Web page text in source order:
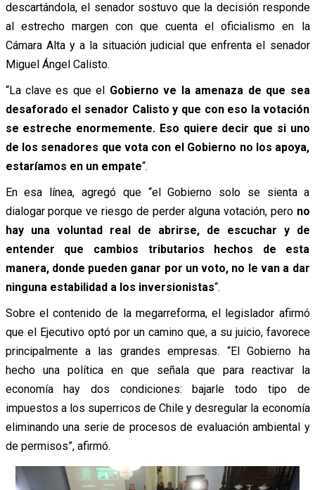
descartándola, el senador sostuvo que la decisión responde
al estrecho margen con que cuenta el oficialismo en la
Cámara Alta y a la situación judicial que enfrenta el senador
Miguel Ángel Calisto.
“La clave es que el
Gobierno ve la amenaza de que sea
desaforado el senador Calisto y que con eso la votación
se estreche enormemente. Eso quiere decir que si uno
de los senadores que vota con el Gobierno no los apoya,
estaríamos en un empate“.
En esa línea, agregó que “el Gobierno solo se sienta a
dialogar porque ve riesgo de perder alguna votación, pero no
hay una voluntad real de abrirse, de escuchar y de
entender que cambios tributarios hechos de esta
manera, donde pueden ganar por un voto, no le van a dar
ninguna estabilidad a los inversionistas“.
Sobre el contenido de la megarreforma, el legislador afirmó
que el Ejecutivo optó por un camino que, a su juicio, favorece
principalmente a las grandes empresas. “El Gobierno ha
hecho una política en que señala que para reactivar la
economía hay dos condiciones: bajarle todo tipo de
impuestos a los superricos de Chile y desregular la economía
eliminando una serie de procesos de evaluación ambiental y
de permisos”, afirmó.